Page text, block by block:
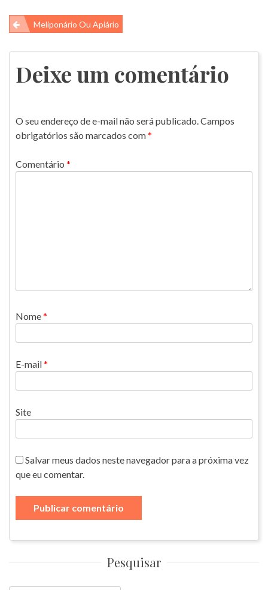
Navegação
de
Post
Meliponário Ou Apiário
Deixe um comentário
O seu endereço de e-mail não será publicado. Campos
obrigatórios são marcados com*
Comentário *
Nome*
E-mail*
Site
Salvar meus dados neste navegador para a próxima vez
que eu comentar.
Pesquisar